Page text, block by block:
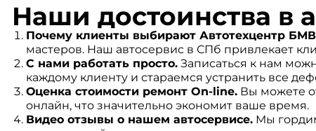
Наши достоинства в
Почему клиенты выбирают Автотехцентр
мастеров. Наш автосервис в СПб привлекает
С нами работать просто.Записаться к нам
каждому клиенту и стараемся устранить все
Оценка стоимости ремонт On-line.Вы можете
онлайн, что значительно экономит ваше время.
Видео отзывы о нашем автосервисе.Мы